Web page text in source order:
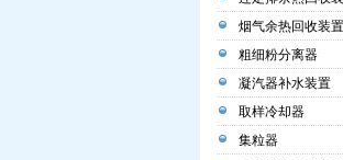
烟气余热回收装置
粗细粉分离器
凝汽器补水装置
取样冷却器
集粒器